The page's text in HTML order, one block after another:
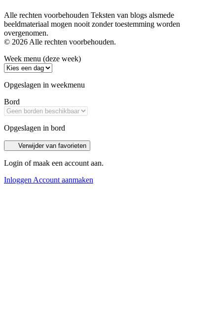
Alle rechten voorbehouden Teksten van blogs alsmede
beeldmateriaal mogen nooit zonder toestemming worden
overgenomen.
© 2026 Alle rechten voorbehouden.
Week menu (deze week)
Opgeslagen in weekmenu
Bord
Opgeslagen in bord
Verwijder van favorieten
Login of maak een account aan.
Inloggen Account aanmaken